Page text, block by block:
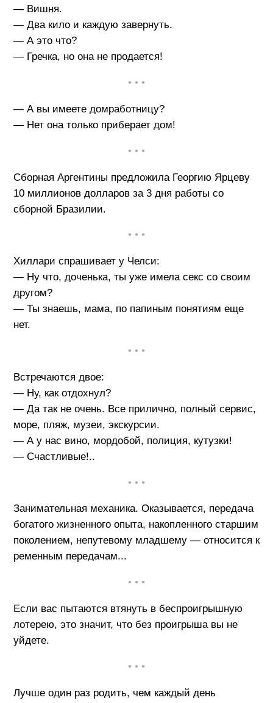
— Вишня.
— Два кило и каждую завернуть.
— А это что?
— Гречка, но она не продается!
• • •
— А вы имеете домработницу?
— Нет она только приберает дом!
• • •
Сборная Аргентины предложила Георгию Ярцеву
10 миллионов долларов за 3 дня работы со
сборной Бразилии.
• • •
Хиллари спрашивает у Челси:
— Ну что, доченька, ты уже имела секс со своим
другом?
— Ты знаешь, мама, по папиным понятиям еще
нет.
• • •
Встречаются двое:
— Ну, как отдохнул?
— Да так не очень. Все прилично, полный сервис,
море, пляж, музеи, экскурсии.
— А у нас вино, мордобой, полиция, кутузки!
— Счастливые!..
• • •
Занимательная механика. Оказывается, передача
богатого жизненного опыта, накопленного старшим
поколением, непутевому младшему — относится к
ременным передачам...
• • •
Если вас пытаются втянуть в беспроигрышную
лотерею, это значит, что без проигрыша вы не
уйдете.
• • •
Лучше один раз родить, чем каждый день